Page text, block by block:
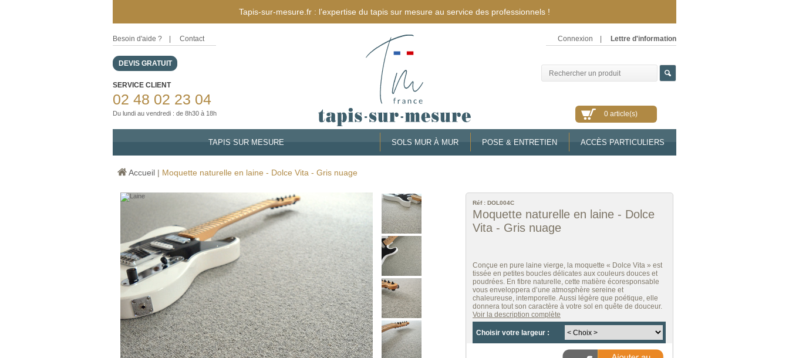
Tapis-sur-mesure.fr : l’expertise du tapis sur mesure au service des professionnels !
Besoin d'aide ? Contact
DEVIS GRATUIT
Connexion Lettre d'information
SERVICE CLIENT
02 48 02 23 04
Du lundi au vendredi : de 8h30 à 18h 0 article(s)
TAPIS SUR MESURE SOLS MUR À MUR POSE & ENTRETIEN ACCÈS PARTICULIERS
Accueil | Moquette naturelle en laine - Dolce Vita - Gris nuage
Réf : DOL004C
Moquette naturelle en laine - Dolce
Vita - Gris nuage
Conçue en pure laine vierge, la moquette « Dolce Vita » est
tissée en petites boucles délicates aux couleurs douces et
poudrées. En fibre naturelle, cette matière écoresponsable
vous enveloppera d’une atmosphère sereine et
chaleureuse, intemporelle. Aussi légère que poétique, elle
donnera tout son caractère à votre sol en quête de douceur.
Voir la description complète
Choisir votre largeur :